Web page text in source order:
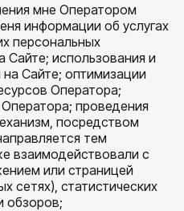
мне Оператором
информации об услугах
персональных
Сайте; использования и
Сайте; оптимизации
Оператора;
проведения
посредством
тем
взаимодействовали с
или страницей
сетях), статистических
обзоров;